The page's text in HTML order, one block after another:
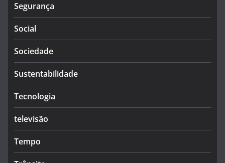
Segurança
Social
Sociedade
Sustentabilidade
Tecnologia
televisão
Tempo